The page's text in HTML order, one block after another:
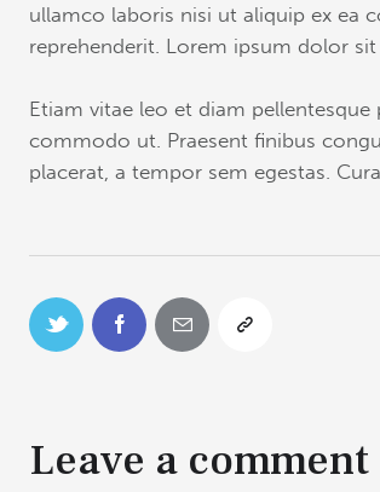
ullamco laboris nisi ut aliquip ex ea
reprehenderit. Lorem ipsum dolor
Etiam vitae leo et diam
commodo ut. Praesent finibus
placerat, a tempor sem egestas.
Leave a comment